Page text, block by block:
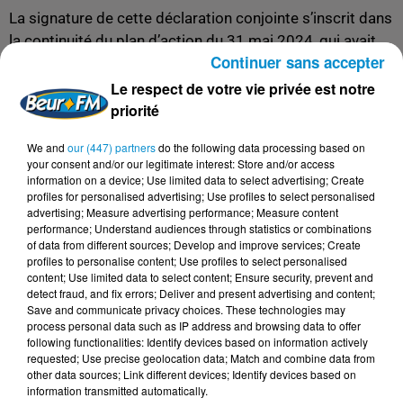
La signature de cette déclaration conjointe s’inscrit dans
la continuité du plan d’action du 31 mai 2024, qui avait
fixé des priorités en matière de lutte contre la criminalité.
Ce nouveau texte souligne l’engagement des deux pays à
renforcer leur coopération judiciaire et à partager leurs
la formation continue des magistrats et de la
modernisation des systèmes judiciaires, notamment via
la numérisation des services.
Au-delà des questions sécuritaires, la rencontre entre
Gérald Darmanin et Abdellatif Ouahbi a aussi été
l’occasion d’évoquer des sujets liés aux droits des
Marocains résidant en France. Le ministre marocain a
mentionné la nécessité d’améliorer les démarches
administratives concernant le statut personnel et les
droits de la famille.
Une relation bilatérale en voie de consolidation
Le respect de votre vie privée est notre
priorité
We and our (447) partnersdo the following data processing based on
your consent and/or our legitimate interest: Store and/or access
information on a device; Use limited data to select advertising; Create
profiles for personalised advertising; Use profiles to select personalised
advertising; Measure advertising performance; Measure content
performance; Understand audiences through statistics or combinations
of data from different sources; Develop and improve services; Create
profiles to personalise content; Use profiles to select personalised
content; Use limited data to select content; Ensure security, prevent and
detect fraud, and fix errors; Deliver and present advertising and content;
Save and communicate privacy choices. These technologies may
process personal data such as IP address and browsing data to offer
following functionalities: Identify devices based on information actively
requested; Use precise geolocation data; Match and combine data from
other data sources; Link different devices; Identify devices based on
information transmitted automatically.
Continuer sans accepter